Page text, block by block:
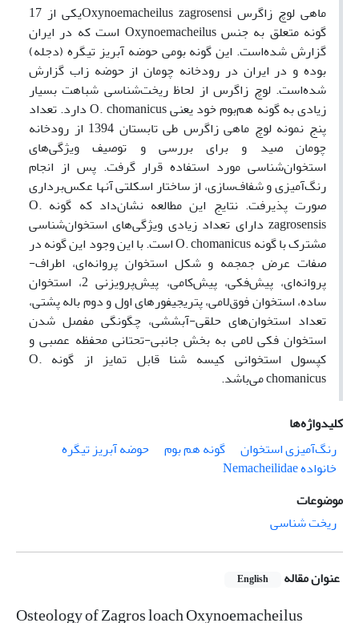
ماهی لوچ زاگرس Oxynoemacheilus zagrosensiیکی از 17
گونه متعلق به جنس Oxynoemacheilus است که در ایران
گزارش شده‌است. این گونه بومی حوضه آبریز تیگره (دجله)
بوده و در ایران در رودخانه چومان از حوضه زاب گزارش
شده‌است. لوچ زاگرس از لحاظ ریخت‌شناسی شباهت بسیار
زیادی به گونه هم‌بوم خود یعنی O. chomanicus دارد. تعداد
پنج نمونه لوچ ماهی زاگرس طی تابستان 1394 از رودخانه
چومان صید و برای بررسی و توصیف ویژگی‌های
استخوان‌شناسی مورد استفاده قرار گرفت. پس از انجام
رنگ‌آمیزی و شفاف‌سازی، از ساختار اسکلتی آنها عکس‌برداری
صورت پذیرفت. نتایج این مطالعه نشان‌داد که گونه O.
zagrosensis دارای تعداد زیادی ویژگی‌های استخوان‌شناسی
مشترک با گونه O. chomanicus است. با این وجود این گونه در
صفات عرض جمجمه و شکل استخوان پروانه‌ای، اطراف-‌
پروانه‌ای، پیش‌فکی، پیش‌کامی، پیش‌پرویزنی 2، استخوان
ساده، استخوان فوق‌لامی، پتریجیفورهای اول و دوم باله پشتی،
تعداد استخوان‌های حلقی-آبششی، چگونگی مفصل شدن
استخوان فکی ‌لامی به بخش جانبی-تحتانی محفظه عصبی و
کپسول استخوانی کیسه شنا قابل تمایز از گونه O.
chomanicus می‌باشد.
کلیدواژه‌ها
رنگ‌آمیزی استخوان
گونه هم بوم
حوضه آبریز تیگره
خانواده Nemacheilidae
موضوعات
ریخت شناسی
عنوان مقاله English
Osteology of Zagros loach Oxynoemacheilus